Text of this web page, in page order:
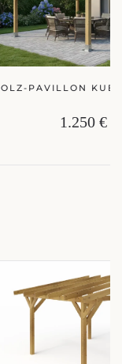
PAVILLON
1.250 €